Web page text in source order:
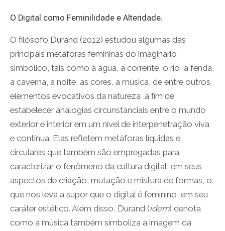
O Digital como Feminilidade e Alteridade.
O filósofo Durand (2012) estudou algumas das
principais metáforas femininas do imaginário
simbólico, tais como a água, a corrente, o rio, a fenda,
a caverna, a noite, as cores, a música, de entre outros
elementos evocativos da natureza, a fim de
estabelecer analogias circunstanciais entre o mundo
exterior e interior em um nível de interpenetração viva
e contínua. Elas refletem metáforas líquidas e
circulares que também são empregadas para
caracterizar o fenômeno da cultura digital, em seus
aspectos de criação, mutação e mistura de formas, o
que nos leva a supor que o digital é feminino, em seu
caráter estético. Além disso, Durand (idem) denota
como a música também simboliza a imagem da